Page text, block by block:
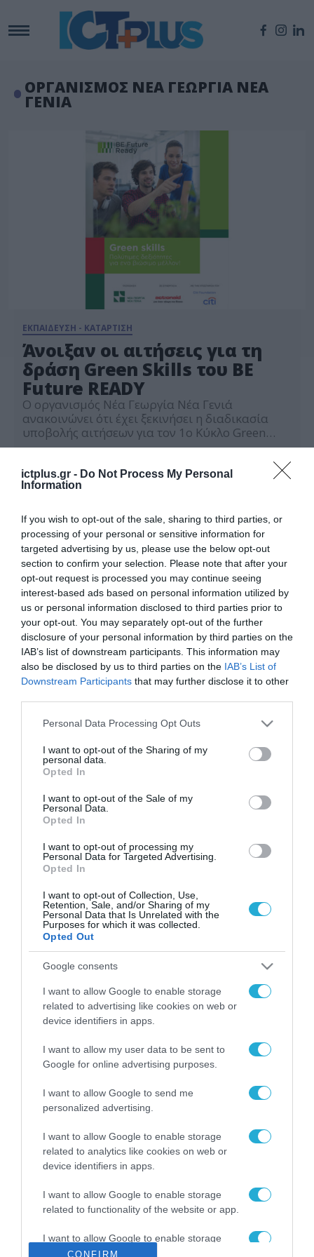
ictplus.gr - Do Not Process My Personal
Information
If you wish to opt-out of the sale, sharing to third parties, or
processing of your personal or sensitive information for
targeted advertising by us, please use the below opt-out
section to confirm your selection. Please note that after your
opt-out request is processed you may continue seeing
interest-based ads based on personal information utilized by
us or personal information disclosed to third parties prior to
your opt-out. You may separately opt-out of the further
disclosure of your personal information by third parties on the
IAB’s list of downstream participants. This information may
also be disclosed by us to third parties on the IAB’s List of
Downstream Participants that may further disclose it to other
Please note that this website/app uses one or more Google
not limited to your visit or usage behaviour. You may click to
grant or deny consent to Google and its third-party tags to
use your data for below specified purposes in below Google
consent section.
Personal Data Processing Opt Outs
I want to opt-out of the Sharing of my
personal data.
Opted In
I want to opt-out of the Sale of my
Personal Data.
Opted In
I want to opt-out of processing my
Personal Data for Targeted Advertising.
Opted In
I want to opt-out of Collection, Use,
Retention, Sale, and/or Sharing of my
Personal Data that Is Unrelated with the
Purposes for which it was collected.
Opted Out
Google consents
I want to allow Google to enable storage
related to advertising like cookies on web or
device identifiers in apps.
I want to allow my user data to be sent to
Google for online advertising purposes.
I want to allow Google to send me
personalized advertising.
I want to allow Google to enable storage
related to analytics like cookies on web or
device identifiers in apps.
I want to allow Google to enable storage
related to functionality of the website or app.
I want to allow Google to enable storage
related to personalization.
CONFIRM
ΟΡΓΑΝΙΣΜΟΣ ΝΕΑ ΓΕΩΡΓΙΑ ΝΕΑ
ΓΕΝΙΑ
ΕΚΠΑΙΔΕΥΣΗ - ΚΑΤΑΡΤΙΣΗ
Άνοιξαν οι αιτήσεις για τη
δράση Green Skills του BE
Future READY
Ο οργανισμός Νέα Γεωργία Νέα Γενιά
ανακοινώνει ότι έχει ξεκινήσει η διαδικασία
υποβολής αιτήσεων για τον 1ο Κύκλο Green
Skills Training, την πρώτη ανοιχτή εκπαιδευτική
(Bridge to Employment: Future READY). Το
πρόγραμμα, που υλοποιείται από τον
συνεργασία με την ActionAid και με την […]
ΡΟΗ ΕΙΔΗΣΕΩΝ
Το χρηματοδοτούμενο
από την ΕΕ έργο “The
Gaming Police”
ενισχύει την ασφάλεια
των παιδιών στο
31.07.2026
ΑΑΔΕ: Διευκρινίσεις
για τα πρόστιμα σε
αφορούν τους ΦΗΜ
31.07.2026
Σ. Καλαφάτης: «Η
Τεχνητή Νοημοσύνη
δεν είναι απλώς μια
νέα τεχνολογία, είναι
επανάσταση»
Νέος οδηγός του ΕΚΤ
των ελληνικών
επιχειρήσεων στον